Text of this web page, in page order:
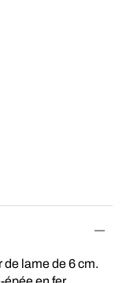
lame de 6 cm.